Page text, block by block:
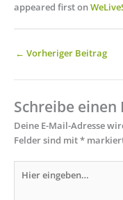
appeared first on
← Vorheriger Beitrag
Schreibe
Deine E-Mail-Adresse
Felder sind mit*
eingeben…